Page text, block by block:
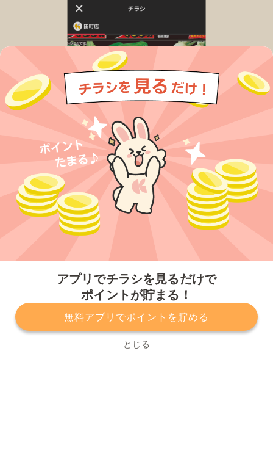
アプリでチラシを見るだけで
ポイントが貯まる！
無料アプリでポイントを貯める
とじる
プライバシーポリシー 利用規約
運営会社
サービスに関してのお問い合わせ